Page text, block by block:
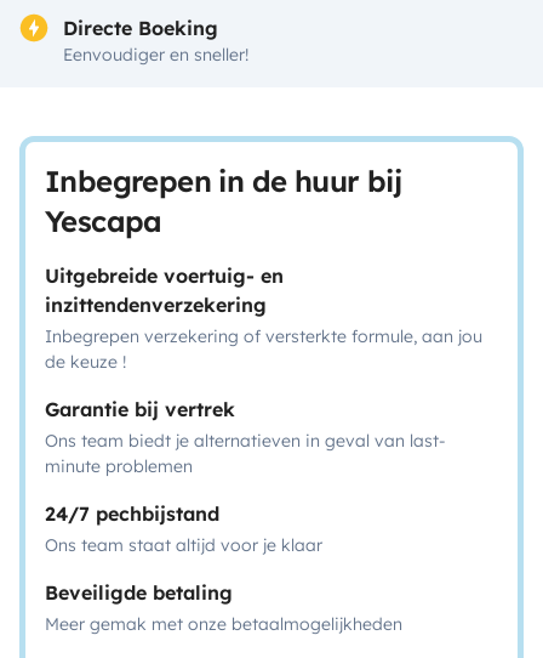
Directe Boeking
Eenvoudiger en sneller!
Inbegrepen in de huur bij
Yescapa
Uitgebreide voertuig- en
inzittendenverzekering
Inbegrepen verzekering of versterkte formule, aan jou
de keuze !
Garantie bij vertrek
Ons team biedt je alternatieven in geval van last-
minute problemen
24/7 pechbijstand
Ons team staat altijd voor je klaar
Beveiligde betaling
Meer gemak met onze betaalmogelijkheden